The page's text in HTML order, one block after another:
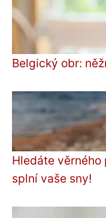
Belgický obr:
Hledáte
splní vaše sny!